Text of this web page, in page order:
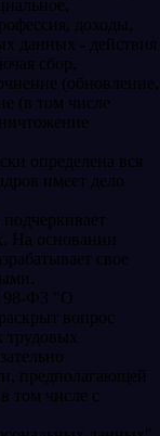
доходы,
данных - действия
сбор,
(обновление,
(в том числе
определена вся
имеет дело
На основании
свое
98-ФЗ "О
вопрос
трудовых
предполагающей
том числе с